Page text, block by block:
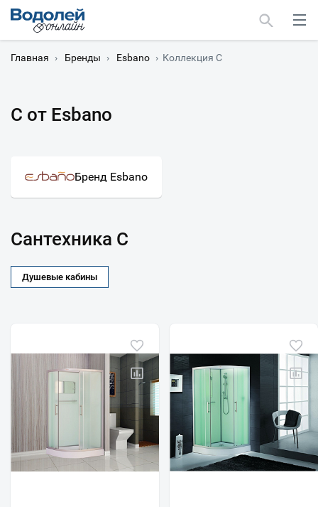
Главная › Бренды › Esbano › Коллекция C
C от Esbano
Бренд Esbano
Сантехника C
Душевые кабины